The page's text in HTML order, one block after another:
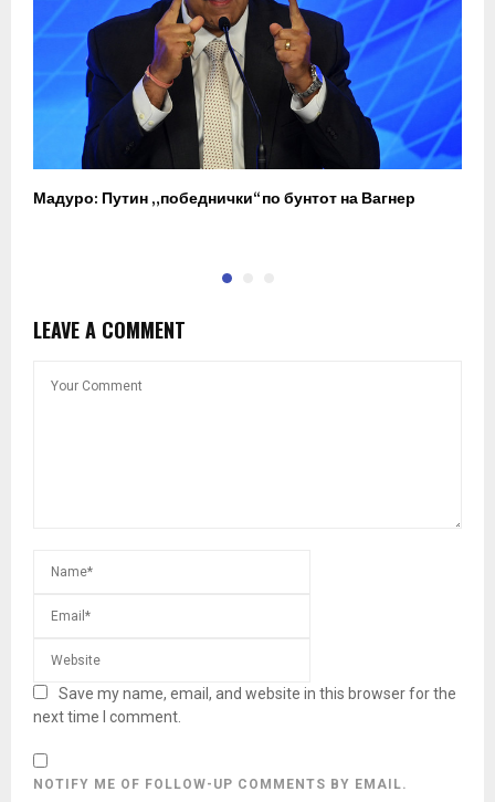
Мадуро: Путин „победнички“ по бунтот на Вагнер
LEAVE A COMMENT
Save my name, email, and website in this browser for the
next time I comment.
NOTIFY ME OF FOLLOW-UP COMMENTS BY EMAIL.